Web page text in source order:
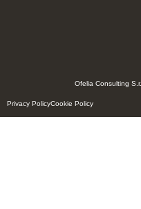
Ofelia Consulting
Privacy PolicyCookie Policy